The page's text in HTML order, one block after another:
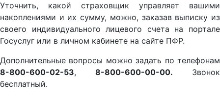
Уточнить, какой страховщик управляет вашими
накоплениями и их сумму, можно, заказав выписку из
своего индивидуального лицевого счета на портале
Госуслуг или в личном кабинете на сайте ПФР.
Дополнительные вопросы можно задать по телефонам
8-800-600-02-53, 8-800-600-00-00. Звонок
бесплатный.